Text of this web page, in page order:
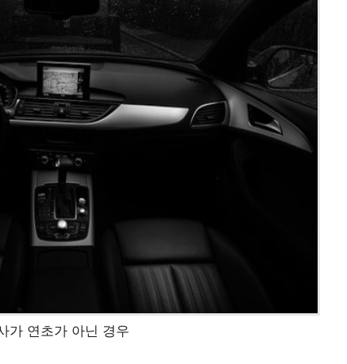
가 연초가 아닌 경우